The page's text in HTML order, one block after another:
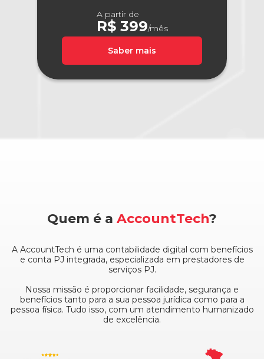
A partir de
R$ 399/mês
Saber mais
Quem é a AccountTech?
A AccountTech é uma contabilidade digital com benefícios
e conta PJ integrada, especializada em prestadores de
serviços PJ.
Nossa missão é proporcionar facilidade, segurança e
benefícios tanto para a sua pessoa jurídica como para a
pessoa física. Tudo isso, com um atendimento humanizado
de excelência.